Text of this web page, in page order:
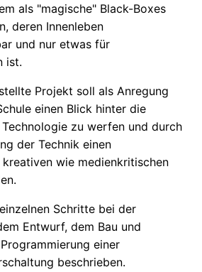
als "magische" Black-Boxes
deren Innenleben
und nur etwas für
ist.
Projekt soll als Anregung
einen Blick hinter die
Technologie zu werfen und durch
der Technik einen
wie medienkritischen
Schritte bei der
Entwurf, dem Bau und
einer
beschrieben.